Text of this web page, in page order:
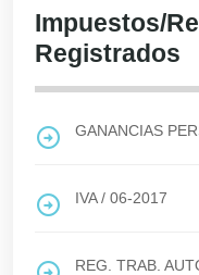
Impuestos/
Registrados
GANANCIAS
IVA/ 06-2017
REG. TRAB.